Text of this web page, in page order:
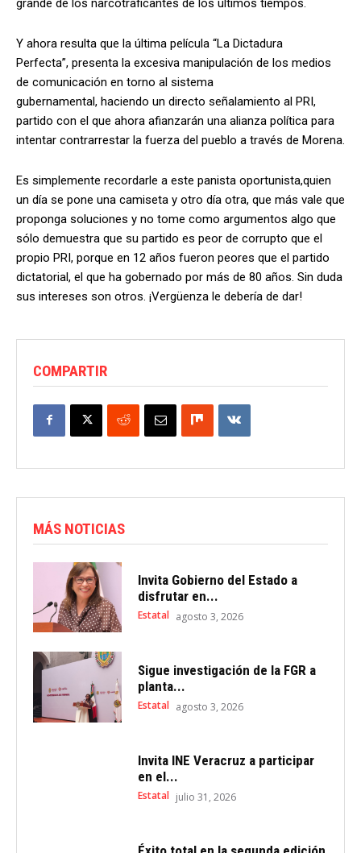
grande de los narcotraficantes de los últimos tiempos.
Y ahora resulta que la última película “La Dictadura
Perfecta”, presenta la excesiva manipulación de los medios
de comunicación en torno al sistema
gubernamental, haciendo un directo señalamiento al PRI,
partido con el que ahora afianzarán una alianza política para
intentar contrarrestar la fuerza del pueblo a través de Morena.
Es simplemente recordarle a este panista oportunista,quien
un día se pone una camiseta y otro día otra, que más vale que
proponga soluciones y no tome como argumentos algo que
sólo demuestra que su partido es peor de corrupto que el
propio PRI, porque en 12 años fueron peores que el partido
dictatorial, el que ha gobernado por más de 80 años. Sin duda
sus intereses son otros. ¡Vergüenza le debería de dar!
COMPARTIR
MÁS NOTICIAS
Invita Gobierno del Estado a
disfrutar en...
Estatal agosto 3, 2026
Sigue investigación de la FGR a
planta...
Estatal agosto 3, 2026
Invita INE Veracruz a participar
en el...
Estatal julio 31, 2026